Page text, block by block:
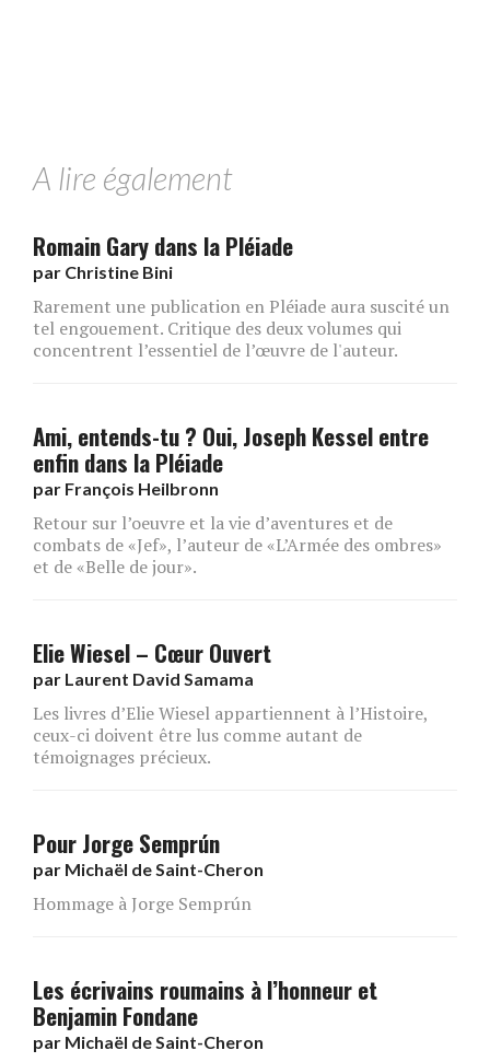
A lire également
Romain Gary dans la Pléiade
par Christine Bini
Rarement une publication en Pléiade aura suscité un
tel engouement. Critique des deux volumes qui
concentrent l’essentiel de l’œuvre de l'auteur.
Ami, entends-tu ? Oui, Joseph Kessel entre
enfin dans la Pléiade
par François Heilbronn
Retour sur l’oeuvre et la vie d’aventures et de
combats de «Jef», l’auteur de «L’Armée des ombres»
et de «Belle de jour».
Elie Wiesel – Cœur Ouvert
par Laurent David Samama
Les livres d’Elie Wiesel appartiennent à l’Histoire,
ceux-ci doivent être lus comme autant de
témoignages précieux.
Pour Jorge Semprún
par Michaël de Saint-Cheron
Hommage à Jorge Semprún
Les écrivains roumains à l’honneur et
Benjamin Fondane
par Michaël de Saint-Cheron